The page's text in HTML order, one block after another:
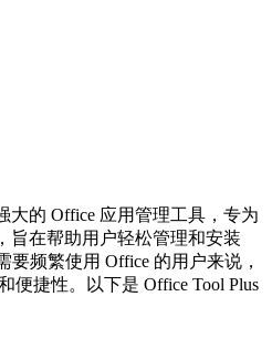
大的 Office 应用管理工具，专为
旨在帮助用户轻松管理和安装
要频繁使用 Office 的用户来说，
便捷性。以下是 Office Tool Plus